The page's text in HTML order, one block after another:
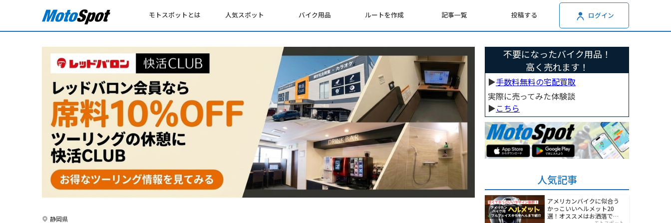
モトスポットとは 人気スポット バイク用品 ルートを作成 記事一覧 投稿する ログイン
静岡県
不要になったバイク用品！
高く売れます！
▶︎手数料無料の宅配買取
実際に売ってみた体験談
▶︎こちら
人気記事
アメリカンバイクに似合う
かっこいいヘルメット20
選！オススメはお洒落でワ